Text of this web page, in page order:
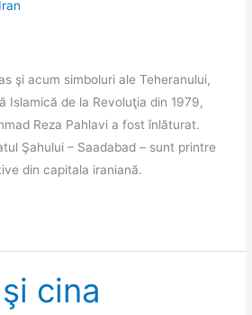
Iran
şi acum simboluri ale Teheranului,
Islamică de la Revoluţia din 1979,
Reza Pahlavi a fost înlăturat.
Şahului – Saadabad – sunt printre
din capitala iraniană.
cina